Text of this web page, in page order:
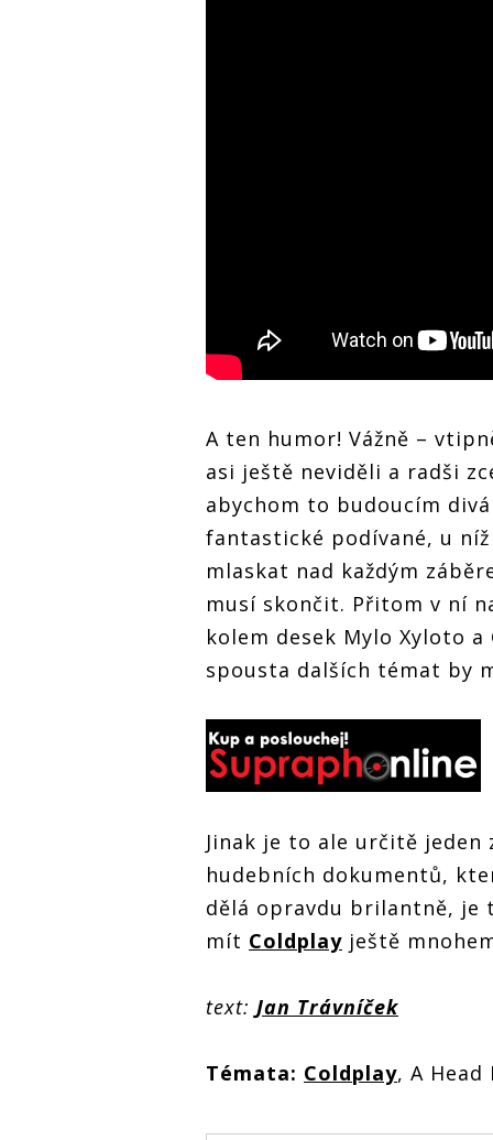
A ten humor! Vážně –
asi ještě neviděli a radši
abychom to budoucím
fantastické podívané, u
mlaskat nad každým
musí skončit. Přitom v ní
kolem desek Mylo Xyloto
spousta dalších témat by
Jinak je to ale určitě jeden
hudebních dokumentů,
dělá opravdu brilantně, je
mít Coldplay ještě
text: Jan Trávníček
Témata: Coldplay, A Head